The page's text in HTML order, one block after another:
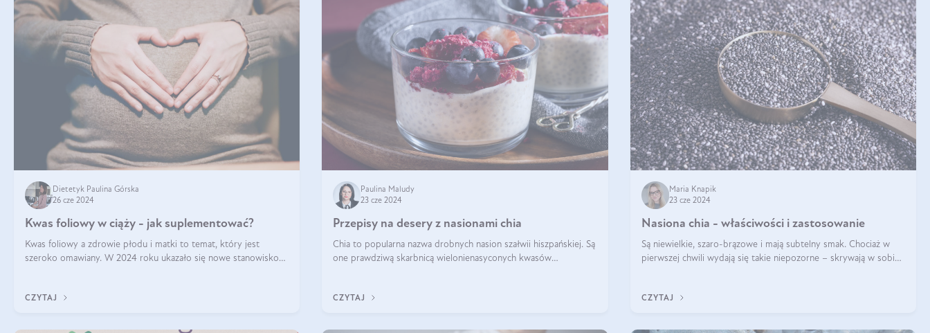
Dietetyk Paulina Górska
26 cze 2024
Kwas foliowy w ciąży - jak suplementować?
Kwas foliowy a zdrowie płodu i matki to temat, który jest
szeroko omawiany. W 2024 roku ukazało się nowe stanowisko
CZYTAJ
Paulina Maludy
23 cze 2024
Przepisy na desery z nasionami chia
Chia to popularna nazwa drobnych nasion szałwii hiszpańskiej. Są
one prawdziwą skarbnicą wielonienasyconych kwasów
CZYTAJ
Maria Knapik
23 cze 2024
Nasiona chia - właściwości i zastosowanie
Są niewielkie, szaro-brązowe i mają subtelny smak. Chociaż w
pierwszej chwili wydają się takie niepozorne – skrywają w sobie
CZYTAJ